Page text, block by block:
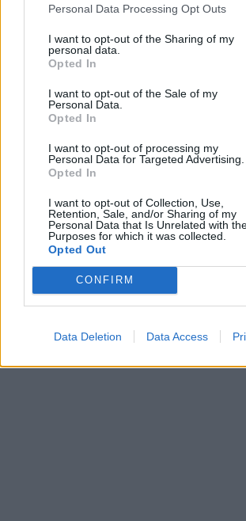
Personal Data Processing Opt Outs
I want to opt-out of the Sharing of my
personal data.
Opted In
I want to opt-out of the Sale of my
Personal Data.
Opted In
I want to opt-out of processing my
Personal Data for Targeted Advertising.
Opted In
I want to opt-out of Collection, Use,
Retention, Sale, and/or Sharing of my
Personal Data that Is Unrelated with
Purposes for which it was collected.
Opted Out
CONFIRM
Data Deletion Data Access